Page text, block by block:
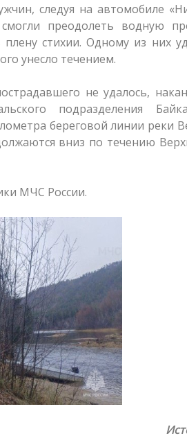
следуя на автомобиле
преодолеть водную
стихии. Одному из них
унесло течением.
не удалось,
подразделения
береговой линии реки
вниз по течению
МЧС России.